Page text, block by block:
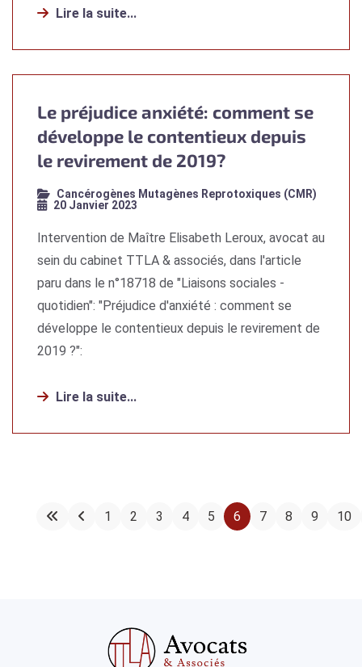
Lire la suite...
Le préjudice anxiété: comment se
développe le contentieux depuis
le revirement de 2019?
Cancérogènes Mutagènes Reprotoxiques (CMR)
20 Janvier 2023
Intervention de Maître Elisabeth Leroux, avocat au
sein du cabinet TTLA & associés, dans l'article
paru dans le n°18718 de "Liaisons sociales -
quotidien": "Préjudice d'anxiété : comment se
développe le contentieux depuis le revirement de
2019 ?":
Lire la suite...
1 2 3 4 5 6 7 8 9 10